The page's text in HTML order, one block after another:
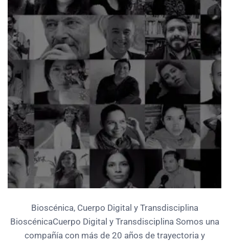
Bioscénica, Cuerpo Digital y Transdisciplina
BioscénicaCuerpo Digital y Transdisciplina Somos una
compañía con más de 20 años de trayectoria y